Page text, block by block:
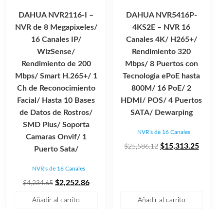
DAHUA NVR2116-I –
NVR de 8 Megapixeles/
16 Canales IP/
WizSense/
Rendimiento de 200
Mbps/ Smart H.265+/ 1
Ch de Reconocimiento
Facial/ Hasta 10 Bases
de Datos de Rostros/
SMD Plus/ Soporta
Camaras Onvif/ 1
Puerto Sata/
NVR's de 16 Canales
$4,234.65 El
$2,252.86El
Añadir al carrito
DAHUA NVR5416P-
4KS2E – NVR 16
Canales 4K/ H265+/
Rendimiento 320
Mbps/ 8 Puertos con
Tecnologia ePoE hasta
800M/ 16 PoE/ 2
HDMI/ POS/ 4 Puertos
SATA/ Dewarping
NVR's de 16 Canales
$25,586.12 El
$15,313.25El
Añadir al carrito